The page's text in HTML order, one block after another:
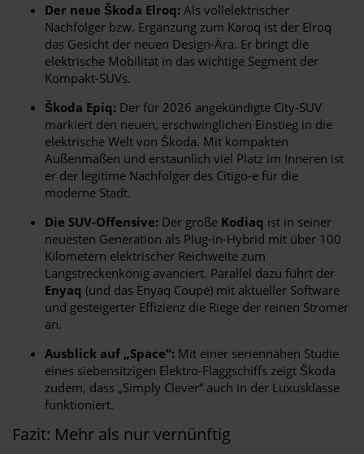
Der neue Škoda Elroq: Als vollelektrischer
Nachfolger bzw. Ergänzung zum Karoq ist der Elroq
das Gesicht der neuen Design-Ära. Er bringt die
elektrische Mobilität in das wichtige Segment der
Kompakt-SUVs.
Škoda Epiq: Der für 2026 angekündigte City-SUV
markiert den neuen, erschwinglichen Einstieg in die
elektrische Welt von Škoda. Mit kompakten
Außenmaßen und erstaunlich viel Platz im Inneren ist
er der legitime Nachfolger des Citigo-e für die
moderne Stadt.
Die SUV-Offensive: Der große Kodiaq ist in seiner
neuesten Generation als Plug-in-Hybrid mit über 100
Kilometern elektrischer Reichweite zum
Langstreckenkönig avanciert. Parallel dazu führt der
Enyaq (und das Enyaq Coupé) mit aktueller Software
und gesteigerter Effizienz die Riege der reinen Stromer
an.
Ausblick auf „Space“: Mit einer seriennahen Studie
eines siebensitzigen Elektro-Flaggschiffs zeigt Škoda
zudem, dass „Simply Clever“ auch in der Luxusklasse
funktioniert.
Fazit: Mehr als nur vernünftig